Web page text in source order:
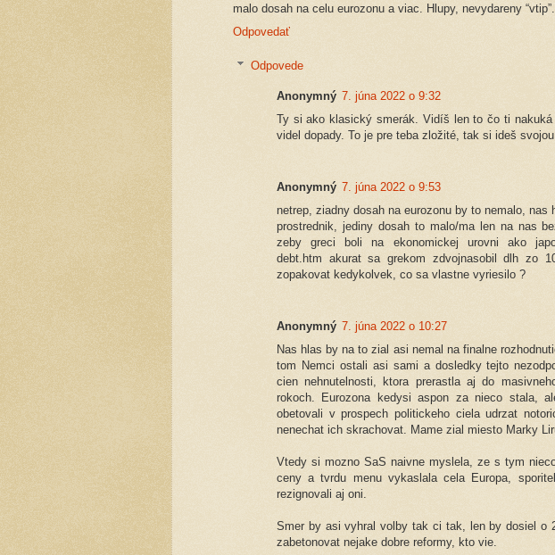
malo dosah na celu eurozonu a viac. Hlupy, nevydareny “vtip”.
Odpovedať
Odpovede
Anonymný 7. júna 2022 o 9:32
Ty si ako klasický smerák. Vidíš len to čo ti
videl dopady. To je pre teba zložité, tak si ideš
Anonymný 7. júna 2022 o 9:53
netrep, ziadny dosah na eurozonu by to nemalo,
prostrednik, jediny dosah to malo/ma len na nas
zeby greci boli na ekonomickej urovni ako
debt.htm akurat sa grekom zdvojnasobil dlh zo
zopakovat kedykolvek, co sa vlastne vyriesilo ?
Anonymný 7. júna 2022 o 10:27
Nas hlas by na to zial asi nemal na finalne
tom Nemci ostali asi sami a dosledky tejto
cien nehnutelnosti, ktora prerastla aj do
rokoch. Eurozona kedysi aspon za nieco stala,
obetovali v prospech politickeho ciela udrzat
nenechat ich skrachovat. Mame zial miesto Marky
Vtedy si mozno SaS naivne myslela, ze s tym
ceny a tvrdu menu vykaslala cela Europa,
rezignovali aj oni.
Smer by asi vyhral volby tak ci tak, len by dosiel o
zabetonovat nejake dobre reformy, kto vie.